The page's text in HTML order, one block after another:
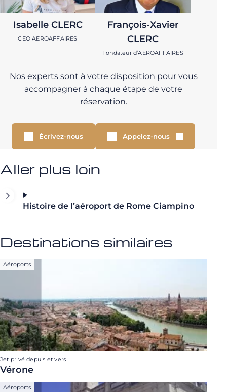
Isabelle CLERC
CEO AEROAFFAIRES
François-Xavier
CLERC
Fondateur d’AEROAFFAIRES
Nos experts sont à votre disposition pour vous
accompagner à chaque étape de votre
réservation.
Écrivez-nous Appelez-nous
Aller plus loin
Histoire de l’aéroport de Rome Ciampino
Destinations similaires
Aéroports
Jet privé depuis et vers
Vérone
Aéroports